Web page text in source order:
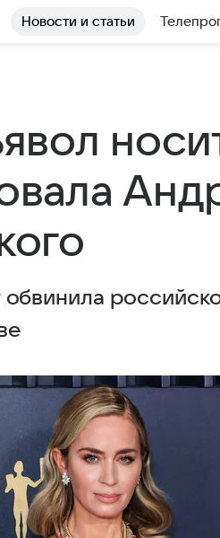
Новости и статьи